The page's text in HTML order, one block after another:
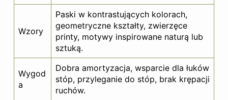
Wzory
Paski w kontrastujących kolorach,
geometryczne kształty, zwierzęce
printy, motywy inspirowane naturą lub
sztuką.
Wygod
a
Dobra amortyzacja, wsparcie dla łuków
stóp, przyleganie do stóp, brak krępacji
ruchów.